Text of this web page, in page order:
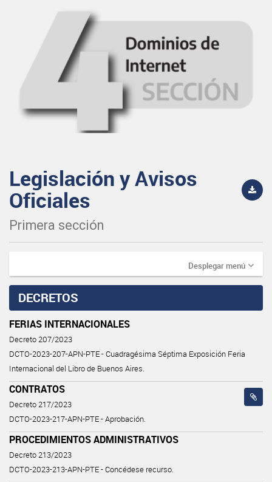
Legislación y Avisos
Oficiales
Primera sección
Desplegar menú
DECRETOS
FERIAS INTERNACIONALES
Decreto 207/2023
DCTO-2023-207-APN-PTE - Cuadragésima Séptima Exposición Feria
Internacional del Libro de Buenos Aires.
CONTRATOS
Decreto 217/2023
DCTO-2023-217-APN-PTE - Aprobación.
PROCEDIMIENTOS ADMINISTRATIVOS
Decreto 213/2023
DCTO-2023-213-APN-PTE - Concédese recurso.